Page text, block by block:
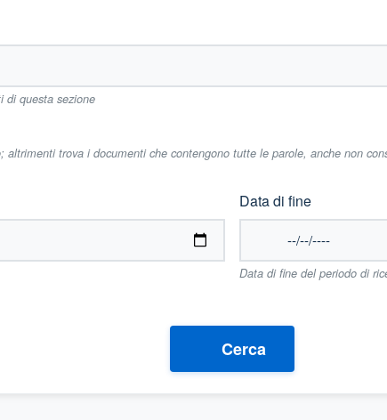
di questa sezione
trova i documenti che contengono tutte le parole, anche non
Data di fine
Data di fine del periodo di
Cerca